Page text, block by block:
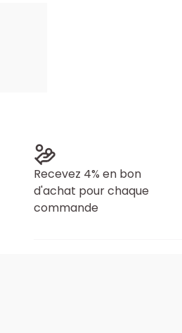
Recevez 4% en bon
d'achat pour chaque
commande